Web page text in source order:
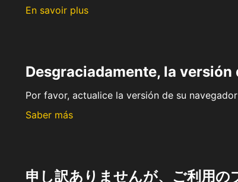
En savoir plus
Desgraciadamente, la
Por favor, actualice la versión de su
Saber más
申し訳ありませんが、ご利用